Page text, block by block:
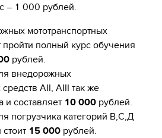
– 1 000 рублей.
мототранспортных
полный курс обучения
рублей.
внедорожных
средств АII, АIII так же
и составляет 10 000рублей.
погрузчика категорий В,С,Д
15 000рублей.